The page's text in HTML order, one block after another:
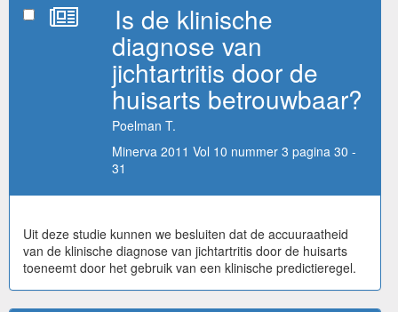
Is de klinische
diagnose van
jichtartritis door de
huisarts betrouwbaar?
Poelman T.
Minerva 2011 Vol 10 nummer 3 pagina 30 -
31
Uit deze studie kunnen we besluiten dat de accuuraatheid
van de klinische diagnose van jichtartritis door de huisarts
toeneemt door het gebruik van een klinische predictieregel.